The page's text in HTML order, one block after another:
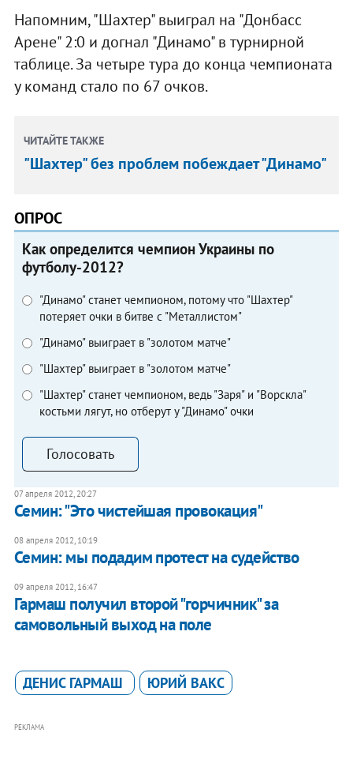
Напомним, "Шахтер" выиграл на "Донбасс
Арене" 2:0 и догнал "Динамо" в турнирной
таблице. За четыре тура до конца чемпионата
у команд стало по 67 очков.
ЧИТАЙТЕ ТАКЖЕ
"Шахтер" без проблем побеждает "Динамо"
ОПРОС
Как определится чемпион Украины по
футболу-2012?
"Динамо" станет чемпионом, потому что "Шахтер"
потеряет очки в битве с "Металлистом"
"Динамо" выиграет в "золотом матче"
"Шахтер" выиграет в "золотом матче"
"Шахтер" станет чемпионом, ведь "Заря" и "Ворскла"
костьми лягут, но отберут у "Динамо" очки
Голосовать
07 апреля 2012, 20:27
Семин: "Это чистейшая провокация"
08 апреля 2012, 10:19
Семин: мы подадим протест на судейство
09 апреля 2012, 16:47
Гармаш получил второй "горчичник" за
самовольный выход на поле
ДЕНИС ГАРМАШ ЮРИЙ ВАКС
РЕКЛАМА